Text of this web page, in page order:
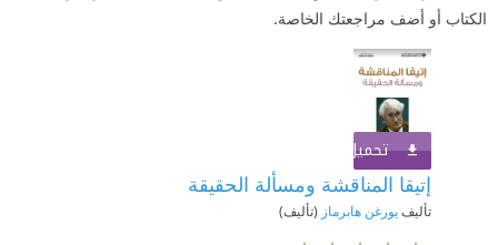
الكتاب أو أضف مراجعتك الخاصة.
تحميل الكتاب
إتيقا المناقشة ومسألة الحقيقة
تأليفيورغن هابرماز (تأليف)